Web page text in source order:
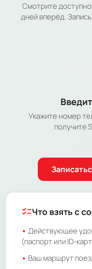
Смотрите
дней вперёд.
Укажите номер
получите
checklistЧто взять с
Действующее
(паспорт или ID-
Ваш маршрут